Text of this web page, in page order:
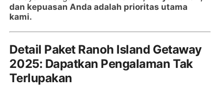
dan kepuasan Anda adalah prioritas utama
kami.
Detail Paket Ranoh Island Getaway
2025: Dapatkan Pengalaman Tak
Terlupakan